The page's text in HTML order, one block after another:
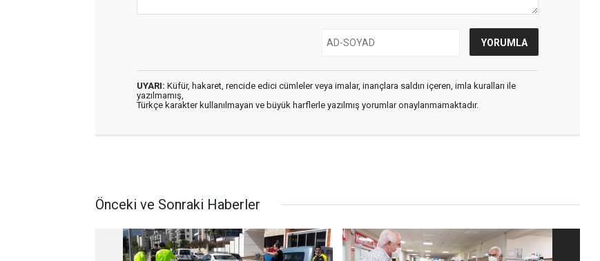
UYARI: Küfür, hakaret, rencide edici cümleler veya imalar, inançlara saldırı içeren, imla kuralları ile
yazılmamış,
Türkçe karakter kullanılmayan ve büyük harflerle yazılmış yorumlar onaylanmamaktadır.
Önceki ve Sonraki Haberler